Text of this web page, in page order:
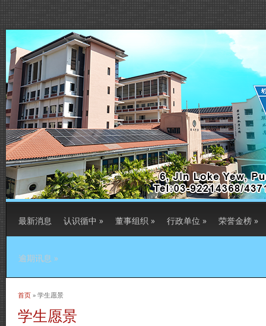
最新消息 认识循中 » 董事组织 » 行政单位 » 荣誉金榜 »
逾期讯息 »
当前位置
首页 » 学生愿景
学生愿景